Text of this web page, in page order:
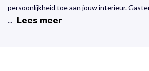
persoonlijkheid toe aan jouw interieur.
... Lees meer